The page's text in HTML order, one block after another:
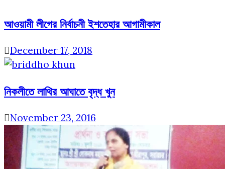
আওয়ামী লীগের নির্বাচনী ইশতেহার আগামীকাল
December 17, 2018
নিকলীতে লাথির আঘাতে বৃদ্ধ খুন
November 23, 2016